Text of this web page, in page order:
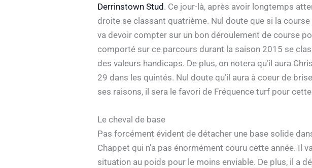
Derrinstown Stud . Ce jour-là, après avoir longtemps
droite se classant quatrième. Nul doute que si la
va devoir compter sur un bon déroulement de course
comporté sur ce parcours durant la saison 2015 se
des valeurs handicaps. De plus, on notera qu’il aura
29 dans les quintés. Nul doute qu’il aura à coeur de
ses raisons, il sera le favori de Fréquence turf pour
Le cheval de base
Pas forcément évident de détacher une base solide
Chappet qui n’a pas énormément couru cette année. Il
situation au poids pour le moins enviable. De plus, il a